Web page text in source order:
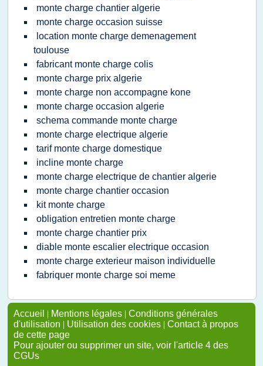
monte charge chantier algerie
monte charge occasion suisse
location monte charge demenagement
toulouse
fabricant monte charge colis
monte charge prix algerie
monte charge non accompagne kone
monte charge occasion algerie
schema commande monte charge
monte charge electrique algerie
tarif monte charge domestique
incline monte charge
monte charge electrique de chantier algerie
monte charge chantier occasion
kit monte charge
obligation entretien monte charge
monte charge chantier prix
diable monte escalier electrique occasion
monte charge exterieur maison individuelle
fabriquer monte charge soi meme
Accueil | Mentions légales | Conditions générales
d'utilisation | Utilisation des cookies | Contact à propos
de cette page
Pour ajouter ou supprimer un site, voir l'article 4 des
CGUs